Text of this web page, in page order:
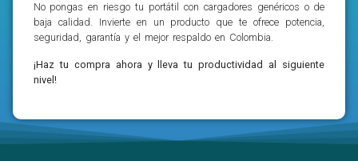
No pongas en riesgo tu portátil con cargadores genéricos o de
baja calidad. Invierte en un producto que te ofrece potencia,
seguridad, garantía y el mejor respaldo en Colombia.
¡Haz tu compra ahora y lleva tu productividad al siguiente
nivel!